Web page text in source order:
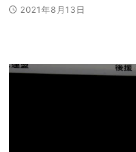
t
e
2021年8月13日